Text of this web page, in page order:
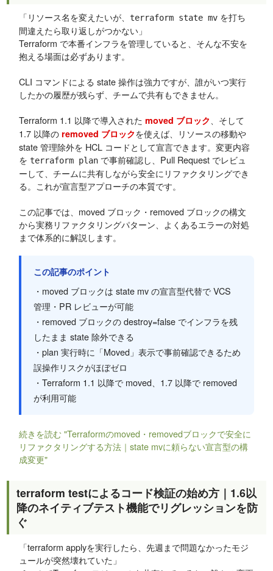
「リソース名を変えたいが、terraform state mv を打ち
間違えたら取り返しがつかない」
Terraform で本番インフラを管理していると、そんな不安を
抱える場面は必ずあります。
CLI コマンドによる state 操作は強力ですが、誰がいつ実行
したかの履歴が残らず、チームで共有もできません。
Terraform 1.1 以降で導入されたmoved ブロック 、そして
1.7 以降の removed ブロックを使えば、リソースの移動や
state 管理除外を HCL コードとして宣言できます。変更内容
をterraform plan で事前確認し、Pull Request でレビュ
ーして、チームに共有しながら安全にリファクタリングでき
る。これが宣言型アプローチの本質です。
この記事では、moved ブロック・removed ブロックの構文
から実務リファクタリングパターン、よくあるエラーの対処
まで体系的に解説します。
この記事のポイント
・moved ブロックは state mv の宣言型代替で VCS
管理・PR レビューが可能
・removed ブロックの destroy=false でインフラを残
したまま state 除外できる
・plan 実行時に「Moved」表示で事前確認できるため
誤操作リスクがほぼゼロ
・Terraform 1.1 以降で moved、1.7 以降で removed
が利用可能
続きを読む "Terraformのmoved・removedブロックで安全に
リファクタリングする方法｜state mvに頼らない宣言型の構
成変更"
terraform testによるコード検証の始め方｜1.6以
降のネイティブテスト機能でリグレッションを防
ぐ
「terraform applyを実行したら、先週まで問題なかったモジ
ュールが突然壊れていた」